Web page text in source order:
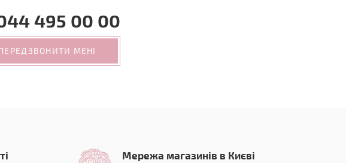
495 00 00
МЕНІ
Мережа магазинів в Києві